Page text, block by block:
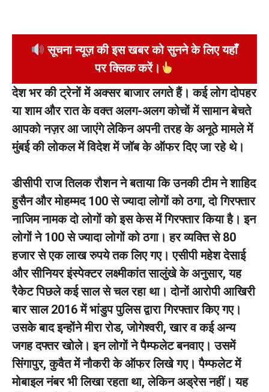
सूचना न्यूज़ की इस खबर को सुनने के लिए यहाँ
पर क्लिक करें।
देश भर की ट्रेनों में अक्सर बाजार लगते हैं। कई लोग दोपहर
या शाम और रात के वक्त अलग-अलग कोचों में सामान बेचते
आपको नज़र आ जाएंगे लेकिन अपनी तरह के अनूठे मामले में
मुंबई की लोकल में विदेश में जॉब के ऑफर दिए जा रहे थे।
डीसीपी राज तिलक रौशन ने बताया कि उनकी टीम ने शाहिद
हुसैन और मोहम्मद 100 से ज्यादा लोगों को ठगा, दो गिरफ्तार
नाजिम नामक दो लोगों को इस केस में गिरफ्तार किया है। इन
लोगों ने 100 से ज्यादा लोगों को ठगा। हर व्यक्ति से 80
हजार से एक लाख रुपये तक लिए गए। एसीपी महेश देसाई
और सीनियर इंस्पेक्टर लक्ष्मीकांत सालुंखे के अनुसार, यह
रैकेट पिछले कई साल से चल रहा था। दोनों आरोपी आखिरी
बार साल 2016 में भांडुप पुलिस द्वारा गिरफ्तार किए गए।
उसके बाद इन्होंने मीरा रोड, जोगेश्वरी, खार व कई अन्य
जगह दफ्तर खोले। इन लोगों ने पैम्फलेट बनवाए। उसमें
सिंगापुर, कुवैत में नौकरी के ऑफर लिखे गए। पैम्फलेट में
मोबाइल नंबर भी लिखा रहता था, लेकिन अड्रेस नहीं। यह